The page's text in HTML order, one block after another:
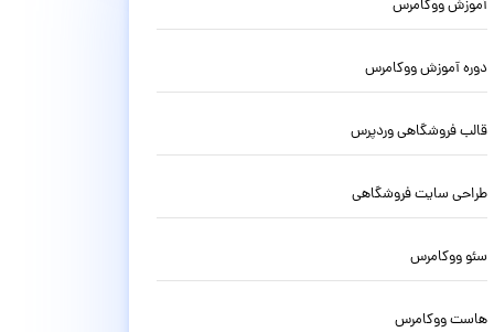
آموزش ووکامرس
دوره آموزش ووکامرس
قالب فروشگاهی وردپرس
طراحی سایت فروشگاهی
سئو ووکامرس
هاست ووکامرس